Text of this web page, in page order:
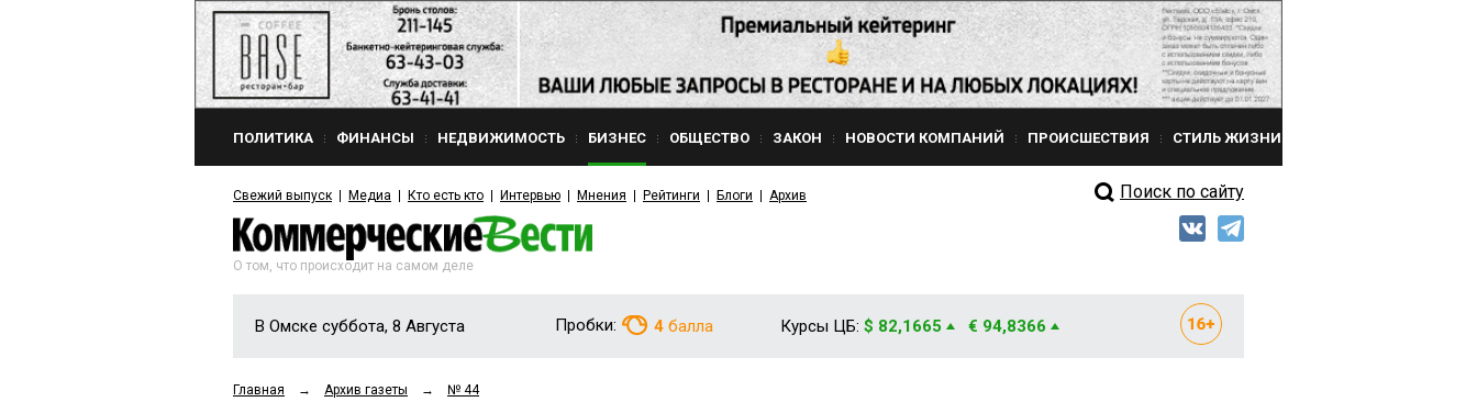
ПОЛИТИКА ФИНАНСЫ НЕДВИЖИМОСТЬ БИЗНЕС ОБЩЕСТВО ЗАКОН НОВОСТИ КОМПАНИЙ ПРОИСШЕСТВИЯ СТИЛЬ ЖИЗНИ
Свежий выпуск Медиа Кто есть кто Интервью Мнения Рейтинги Блоги Архив Поиск по сайту
О том, что происходит на самом деле
В Омске суббота, 8 Августа Пробки: 4 балла Курсы ЦБ: $ 82,1665 € 94,8366
Главная → Архив газеты → № 44